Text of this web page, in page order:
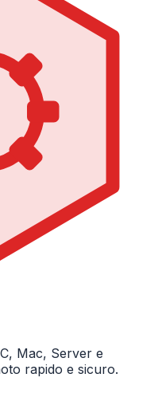
Mac, Server e
rapido e sicuro.